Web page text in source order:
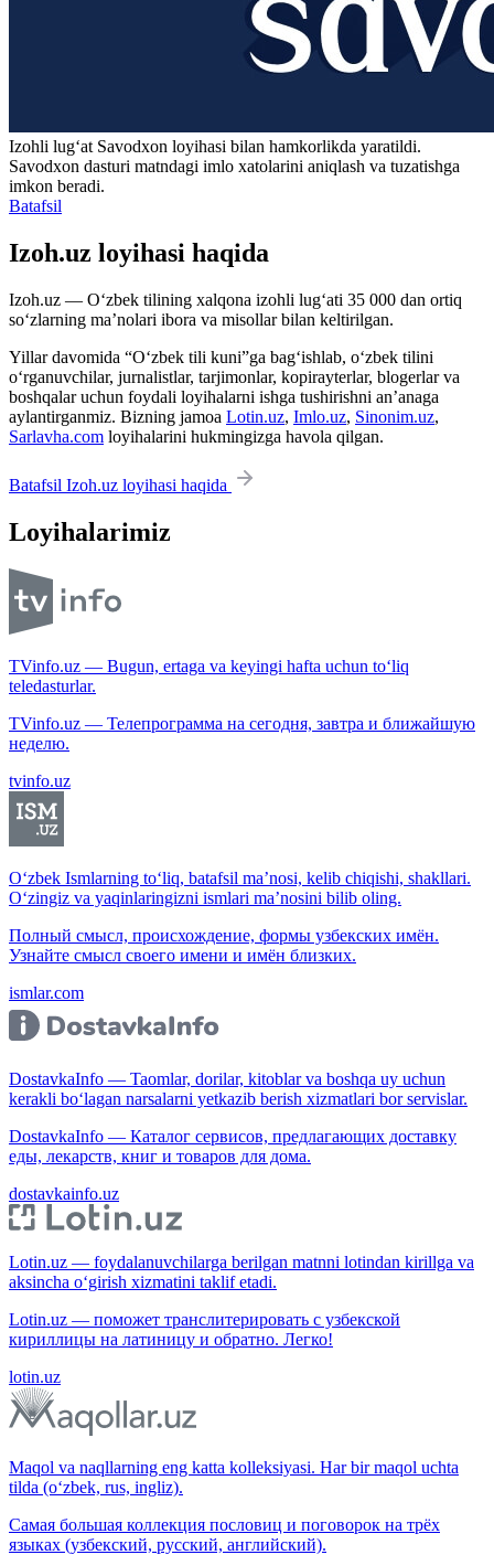
Izohli lugʻat Savodxon loyihasi bilan hamkorlikda yaratildi.
Savodxon dasturi matndagi imlo xatolarini aniqlash va tuzatishga
imkon beradi.
Batafsil
Izoh.uz loyihasi haqida
Izoh.uz — O‘zbek tilining xalqona izohli lug‘ati 35 000 dan ortiq
so‘zlarning ma’nolari ibora va misollar bilan keltirilgan.
Yillar davomida “O‘zbek tili kuni”ga bag‘ishlab, o‘zbek tilini
o‘rganuvchilar, jurnalistlar, tarjimonlar, kopirayterlar, blogerlar va
boshqalar uchun foydali loyihalarni ishga tushirishni an’anaga
aylantirganmiz. Bizning jamoa Lotin.uz, Imlo.uz, Sinonim.uz,
Sarlavha.com loyihalarini hukmingizga havola qilgan.
Batafsil Izoh.uz loyihasi haqida
Loyihalarimiz
TVinfo.uz — Bugun, ertaga va keyingi hafta uchun to‘liq
teledasturlar.
TVinfo.uz — Телепрограмма на сегодня, завтра и ближайшую
неделю.
tvinfo.uz
O‘zbek Ismlarning to‘liq, batafsil ma’nosi, kelib chiqishi, shakllari.
O‘zingiz va yaqinlaringizni ismlari ma’nosini bilib oling.
Полный смысл, происхождение, формы узбекских имён.
Узнайте смысл своего имени и имён близких.
ismlar.com
DostavkaInfo — Taomlar, dorilar, kitoblar va boshqa uy uchun
kerakli bo‘lagan narsalarni yetkazib berish xizmatlari bor servislar.
DostavkaInfo — Каталог сервисов, предлагающих доставку
еды, лекарств, книг и товаров для дома.
dostavkainfo.uz
Lotin.uz — foydalanuvchilarga berilgan matnni lotindan kirillga va
aksincha o‘girish xizmatini taklif etadi.
Lotin.uz — поможет транслитерировать с узбекской
кириллицы на латиницу и обратно. Легко!
lotin.uz
Maqol va naqllarning eng katta kolleksiyasi. Har bir maqol uchta
tilda (o‘zbek, rus, ingliz).
Самая большая коллекция пословиц и поговорок на трёх
языках (узбекский, русский, английский).